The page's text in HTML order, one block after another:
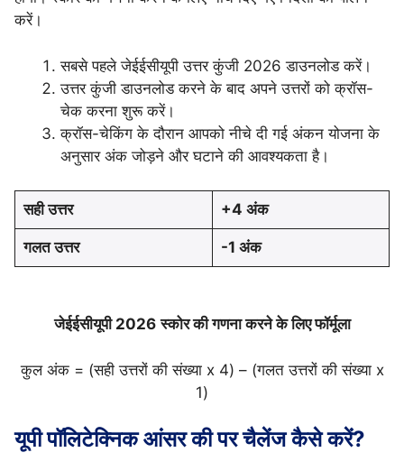
करें।
सबसे पहले जेईईसीयूपी उत्तर कुंजी 2026 डाउनलोड करें।
उत्तर कुंजी डाउनलोड करने के बाद अपने उत्तरों को क्रॉस-
चेक करना शुरू करें।
क्रॉस-चेकिंग के दौरान आपको नीचे दी गई अंकन योजना के
अनुसार अंक जोड़ने और घटाने की आवश्यकता है।
सही उत्तर +4 अंक
गलत उत्तर -1 अंक
जेईईसीयूपी 2026 स्कोर की गणना करने के लिए फॉर्मूला
कुल अंक = (सही उत्तरों की संख्या x 4) – (गलत उत्तरों की संख्या x
1)
यूपी पॉलिटेक्निक आंसर की पर चैलेंज कैसे करें?